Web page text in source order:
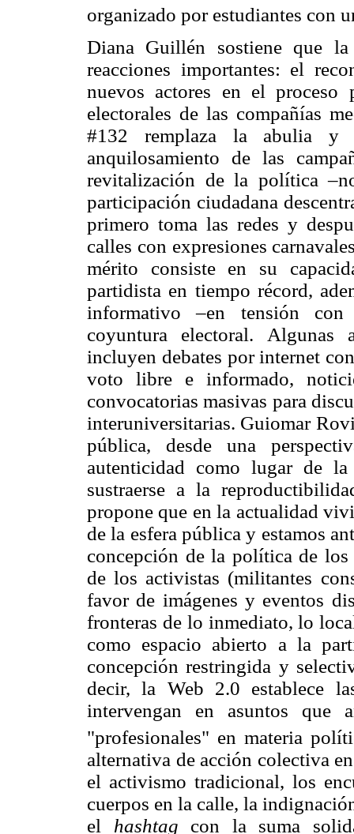
organizado por estudiantes con
Diana Guillén sostiene que
reacciones importantes: el
nuevos actores en el
electorales de las compañías
#132 remplaza la abulia
anquilosamiento de las
revitalización de la política
participación ciudadana
primero toma las redes y
calles con expresiones
mérito consiste en su
partidista en tiempo récord,
informativo –en tensión
coyuntura electoral. Algunas
incluyen debates por internet
voto libre e informado,
convocatorias masivas para
interuniversitarias. Guiomar
pública, desde una
autenticidad como lugar de
sustraerse a la
propone que en la actualidad
de la esfera pública y estamos
concepción de la política de
de los activistas (militantes
favor de imágenes y eventos
fronteras de lo inmediato, lo
como espacio abierto a la
concepción restringida y
decir, la Web 2.0 establece
intervengan en asuntos que
"profesionales" en materia
alternativa de acción colectiva
el activismo tradicional, los
cuerpos en la calle, la
el hashtag con la suma